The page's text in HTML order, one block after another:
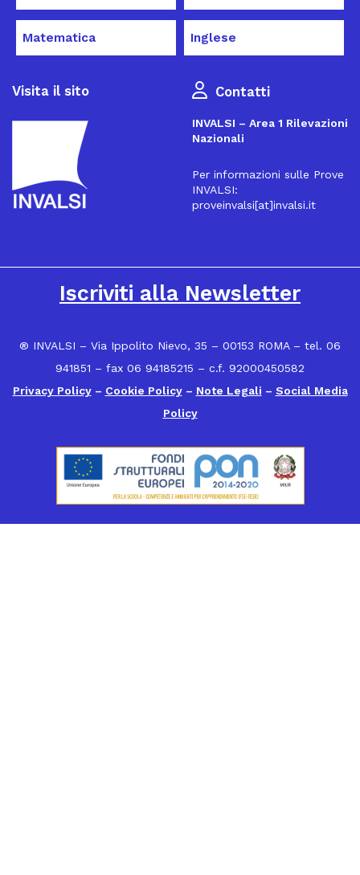
Matematica Inglese
Visita il sito Contatti
INVALSI – Area 1 Rilevazioni
Nazionali
Per informazioni sulle Prove
INVALSI:
proveinvalsi[at]invalsi.it
Iscriviti alla Newsletter
® INVALSI – Via Ippolito Nievo, 35 – 00153 ROMA – tel. 06
941851 – fax 06 94185215 – c.f. 92000450582
Privacy Policy– Cookie Policy– Note Legali – Social Media
Policy